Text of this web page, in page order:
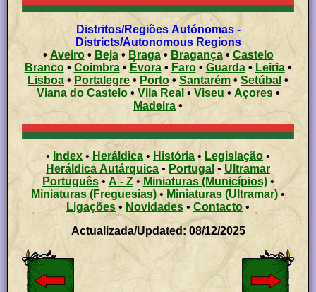
Distritos/Regiões Autónomas -
Districts/Autonomous Regions
• Aveiro• Beja• Braga• Bragança•Castelo
Branco• Coimbra• Évora• Faro• Guarda• Leiria•
Lisboa • Portalegre • Porto • Santarém • Setúbal •
Viana do Castelo• Vila Real •Viseu • Açores •
Madeira •
• Index • Heráldica • História • Legislação •
Heráldica Autárquica • Portugal •Ultramar
Português• A - Z• Miniaturas (Municípios)•
Miniaturas (Freguesias) • Miniaturas (Ultramar) •
Ligações • Novidades•Contacto•
Actualizada/Updated: 08/12/2025